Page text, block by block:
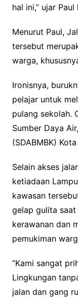
hal ini,” ujar
Menurut Paul,
tersebut
warga,
Ironisnya,
pelajar untuk
pulang sekolah.
Sumber Daya
(SDABMBK)
Selain akses
ketiadaan
kawasan
gelap gulita
kerawanan dan
pemukiman
“Kami sangat
Lingkungan
jalan dan gang